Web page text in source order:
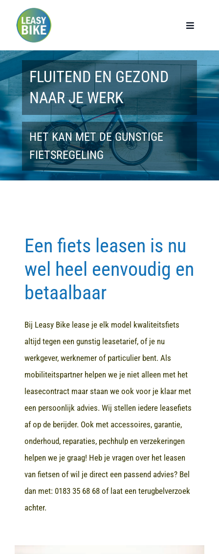
Toggle
Home
Werknemers
Werkgevers
Privé lease
Modellen
Contact
FLUITEND EN GEZOND
NAAR JE WERK
HET KAN MET DE GUNSTIGE
FIETSREGELING
Een fiets leasen is nu
wel heel eenvoudig en
betaalbaar
Bij Leasy Bike lease je elk model kwaliteitsfiets
altijd tegen een gunstig leasetarief, of je nu
werkgever, werknemer of particulier bent. Als
mobiliteitspartner helpen we je niet alleen met het
leasecontract maar staan we ook voor je klaar met
een persoonlijk advies. Wij stellen iedere leasefiets
af op de berijder. Ook met accessoires, garantie,
onderhoud, reparaties, pechhulp en verzekeringen
helpen we je graag! Heb je vragen over het leasen
van fietsen of wil je direct een passend advies? Bel
dan met: 0183 35 68 68of laat een terugbelverzoek
achter.